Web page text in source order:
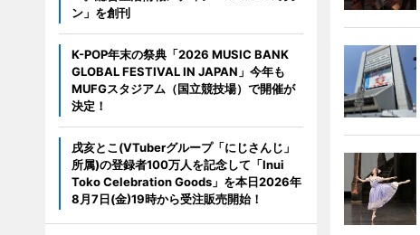
ン」を創刊
K-POP年末の祭典「2026 MUSIC BANK
GLOBAL FESTIVAL IN JAPAN」今年も
MUFGスタジアム（国立競技場）で開催が
決定！
戌亥とこ(VTuberグループ「にじさんじ」
所属)の登録者100万人を記念して「Inui
Toko Celebration Goods」を本日2026年
8月7日(金)19時から受注販売開始！